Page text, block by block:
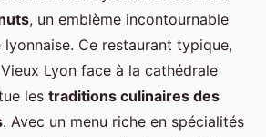
, un emblème incontournable
Ce restaurant typique,
Lyon face à la cathédrale
les traditions culinaires des
. Avec un menu riche en spécialités